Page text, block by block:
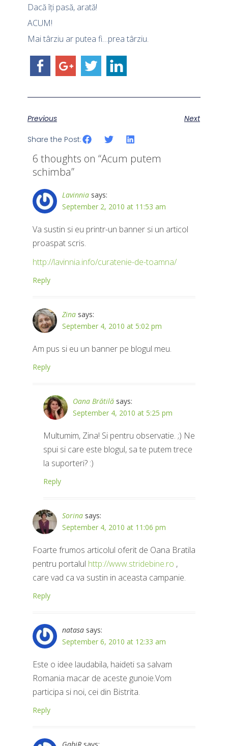
Dacă îţi pasă, arată!
ACUM!
Mai târziu ar putea fi…prea târziu.
Previous Next
Share the Post:
6 thoughts on “Acum putem
schimba”
Lavinnia says:
September 2, 2010 at 11:53 am
Va sustin si eu printr-un banner si un articol
proaspat scris.
http://lavinnia.info/curatenie-de-toamna/
Reply
Zina says:
September 4, 2010 at 5:02 pm
Am pus si eu un banner pe blogul meu.
Reply
Oana Brătilă says:
September 4, 2010 at 5:25 pm
Multumim, Zina! Si pentru observatie. ;) Ne
spui si care este blogul, sa te putem trece
la suporteri? :)
Reply
Sorina says:
September 4, 2010 at 11:06 pm
Foarte frumos articolul oferit de Oana Bratila
pentru portalul http://www.stridebine.ro ,
care vad ca va sustin in aceasta campanie.
Reply
natasa says:
September 6, 2010 at 12:33 am
Este o idee laudabila, haideti sa salvam
Romania macar de aceste gunoie.Vom
participa si noi, cei din Bistrita.
Reply
GabiR says: